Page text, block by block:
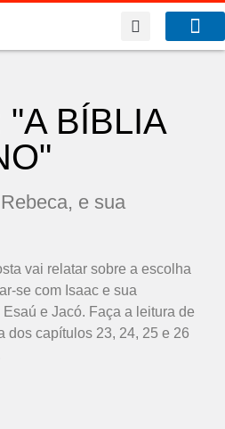
"A BÍBLIA
e sua
vai relatar sobre a escolha
se com Isaac e sua
e Jacó. Faça a leitura de
dos capítulos 23, 24, 25 e 26